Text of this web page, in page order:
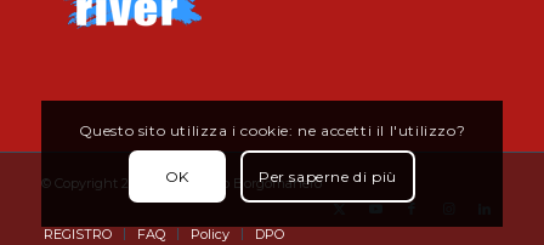
© Copyright 2019 - Don Bosco Borgomanero
REGISTRO FAQ Policy DPO
Questo sito utilizza i cookie: ne accetti il l'utilizzo?
OK Per saperne di più